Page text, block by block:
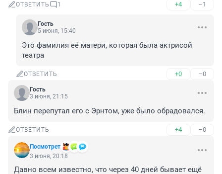
ОТВЕТИТЬ 1 +4 –1
Гость
5 июня, 15:40
Это фамилия её матери, которая была актрисой
театра
ОТВЕТИТЬ +0 –0
Гость
3 июня, 21:15
Блин перепутал его с Эрнтом, уже было обрадовался.
ОТВЕТИТЬ +4 –0
Посмотрет
3 июня, 20:18
Давно всем известно, что через 40 дней бывает ещё